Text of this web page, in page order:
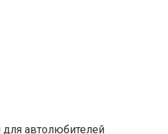
автолюбителей